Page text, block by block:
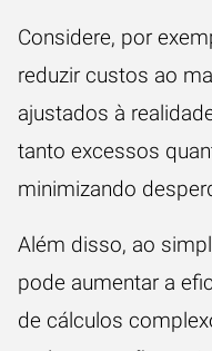
Considere, por
reduzir custos ao
ajustados à
tanto excessos
minimizando
Além disso, ao
pode aumentar a
de cálculos